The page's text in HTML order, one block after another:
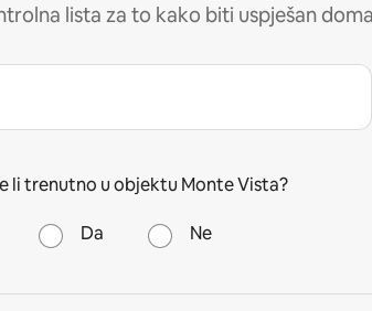
lista za to kako biti uspješan
li trenutno u objektu Monte Vista?
Da Ne